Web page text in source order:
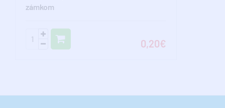
zámkom
0,20€